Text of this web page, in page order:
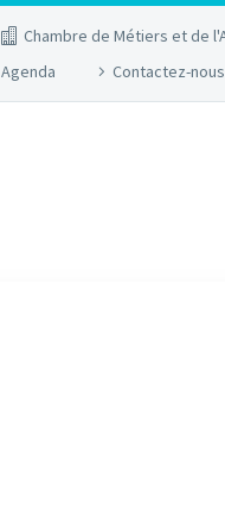
Chambre de Métiers et de
Agenda
Contactez-nous